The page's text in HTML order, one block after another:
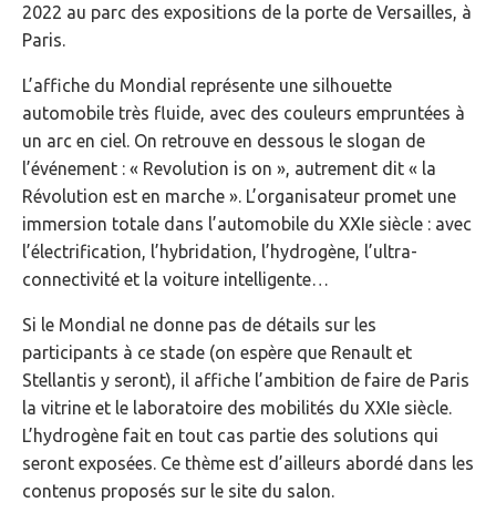
2022 au parc des expositions de la porte de Versailles, à
Paris.
L’affiche du Mondial représente une silhouette
automobile très fluide, avec des couleurs empruntées à
un arc en ciel. On retrouve en dessous le slogan de
l’événement : « Revolution is on », autrement dit « la
Révolution est en marche ». L’organisateur promet une
immersion totale dans l’automobile du XXIe siècle : avec
l’électrification, l’hybridation, l’hydrogène, l’ultra-
connectivité et la voiture intelligente…
Si le Mondial ne donne pas de détails sur les
participants à ce stade (on espère que Renault et
Stellantis y seront), il affiche l’ambition de faire de Paris
la vitrine et le laboratoire des mobilités du XXIe siècle.
L’hydrogène fait en tout cas partie des solutions qui
seront exposées. Ce thème est d’ailleurs abordé dans les
contenus proposés sur le site du salon.